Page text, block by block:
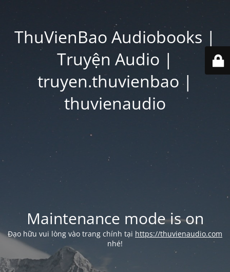
ThuVienBao Audiobooks |
Truyện Audio |
truyen.thuvienbao |
thuvienaudio
Maintenance mode is on
Đạo hữu vui lòng vào trang chính tại https://thuvienaudio.com
nhé!